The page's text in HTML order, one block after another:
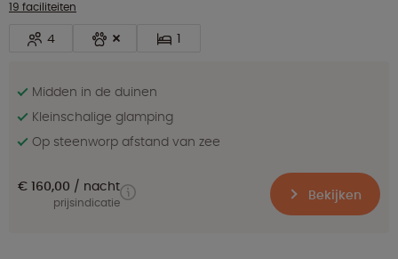
19 faciliteiten
4 1
Midden in de duinen
Kleinschalige glamping
Op steenworp afstand van zee
€ 160,00 nacht
prijsindicatie Bekijken